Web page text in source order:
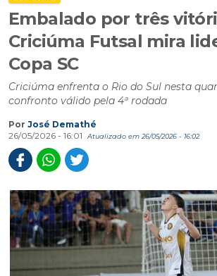
Embalado por três
Criciúma Futsal mira
Copa SC
Criciúma enfrenta o Rio do Sul nesta
confronto válido pela 4ª rodada
Por José Demathé
26/05/2026 - 16:01
Atualizado em 26/05/2026 - 16:02